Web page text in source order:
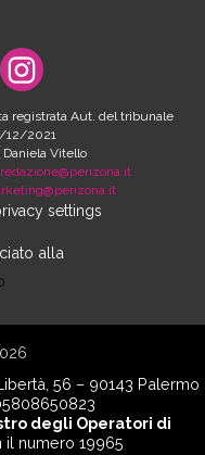
registrata Aut. del tribunale
12/2021
Daniela Vitello
redazione@perizona.it
settings
alla
56 – 90143 Palermo
degli Operatori di
numero 19965